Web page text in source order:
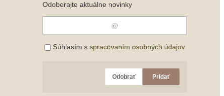
Odoberajte aktuálne novinky
Súhlasím s spracovaním osobných údajov
Odobrať Pridať